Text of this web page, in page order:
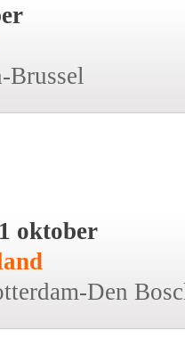
Brussel
oktober
Den